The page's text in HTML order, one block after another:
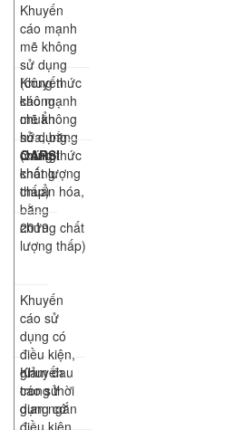
Khuyến
cáo mạnh
mẽ không
sử dụng
(công thức
không
chuẩn
hóa, bằng
chứng
chất lượng
thấp)
Khuyến
cáo mạnh
mẽ không
sử dụng
(công thức
không
chuẩn hóa,
bằng
chứng chất
lượng thấp)
OARSI
2019
Khuyến
cáo sử
dụng có
điều kiện,
giảm đau
trong thời
gian ngắn
Khuyến
cáo sử
dụng có